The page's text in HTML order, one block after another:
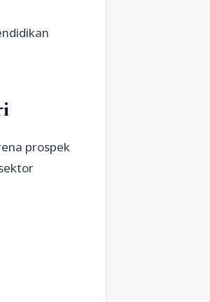
prospek